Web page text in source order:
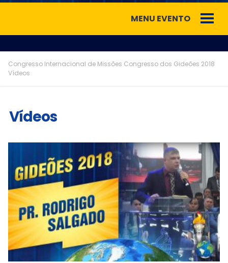
MENU EVENTO
Congresso Internacional de Missões Congresso dos Gideões 2018
Vídeos
Vídeos